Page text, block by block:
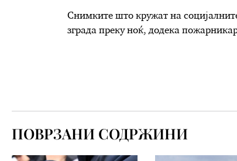
Снимките што кружат на
зграда преку ноќ, додека
ПОВРЗАНИ СОДРЖИНИ